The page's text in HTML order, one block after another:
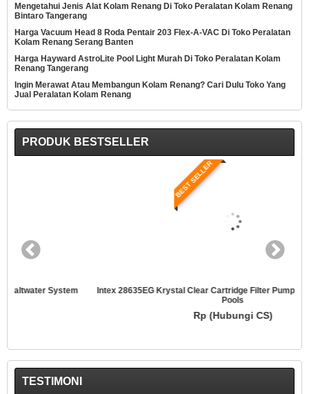
Mengetahui Jenis Alat Kolam Renang Di Toko Peralatan Kolam Renang
Bintaro Tangerang
Harga Vacuum Head 8 Roda Pentair 203 Flex-A-VAC Di Toko Peralatan
Kolam Renang Serang Banten
Harga Hayward AstroLite Pool Light Murah Di Toko Peralatan Kolam
Renang Tangerang
Ingin Merawat Atau Membangun Kolam Renang? Cari Dulu Toko Yang
Jual Peralatan Kolam Renang
PRODUK BESTSELLER
Intex 28635EG Krystal Clear Cartridge Filter Pump For Above Ground
Rp (Hubungi CS)
TESTIMONI